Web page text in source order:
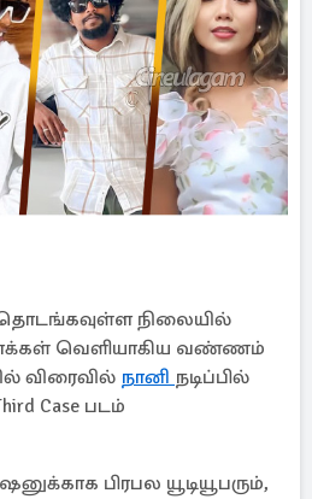
நிலையில்
வெளியாகிய வண்ணம்
விரைவில் நானி நடிப்பில்
Case படம்
பிரபல யூடியூபரும்,